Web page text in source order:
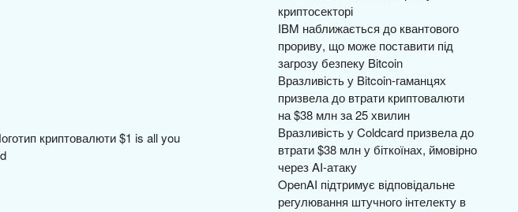
криптосекторі
IBM наближається до квантового
прориву, що може поставити під
загрозу безпеку Bitcoin
Вразливість у Bitcoin-гаманцях
призвела до втрати криптовалюти
на $38 млн за 25 хвилин
Вразливість у Coldcard призвела до
втрати $38 млн у біткоїнах, ймовірно
через AI-атаку
OpenAI підтримує відповідальне
регулювання штучного інтелекту в